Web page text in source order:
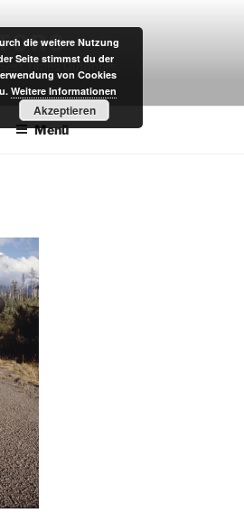
Times Outdoors.
Menü
die weitere Nutzung
Seite stimmst du der
von Cookies
Weitere Informationen
Akzeptieren